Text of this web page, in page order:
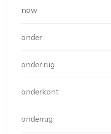
now
onder
onder rug
onderkant
onderrug